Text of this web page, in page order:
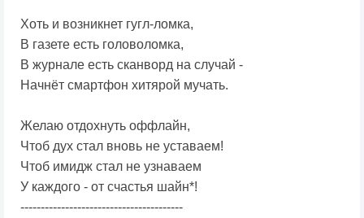
Хоть и возникнет гугл-ломка,
В газете есть головоломка,
В журнале есть сканворд на случай -
Начнёт смартфон хитярой мучать.
Желаю отдохнуть оффлайн,
Чтоб дух стал вновь не уставаем!
Чтоб имидж стал не узнаваем
У каждого - от счастья шайн*!
----------------------------------------